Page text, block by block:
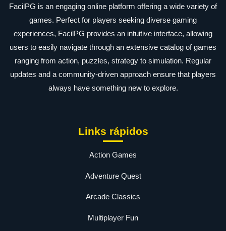
FacilPG is an engaging online platform offering a wide variety of
games. Perfect for players seeking diverse gaming
experiences, FacilPG provides an intuitive interface, allowing
users to easily navigate through an extensive catalog of games
ranging from action, puzzles, strategy to simulation. Regular
updates and a community-driven approach ensure that players
always have something new to explore.
Links rápidos
Action Games
Adventure Quest
Arcade Classics
Multiplayer Fun